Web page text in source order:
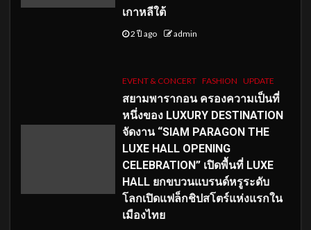
เกาหลีใต้
2 ปี ago admin
EVENT & CONCERT FASHION UPDATE
สยามพารากอน ครองความเป็นที่
หนึ่งของ LUXURY DESTINATION
จัดงาน “SIAM PARAGON THE
LUXE HALL OPENING
CELEBRATION” เปิดพื้นที่ LUXE
HALL ยกขบวนแบรนด์หรูระดับ
โลกเปิดแฟล็กชิปสโตร์แห่งแรกใน
เมืองไทย